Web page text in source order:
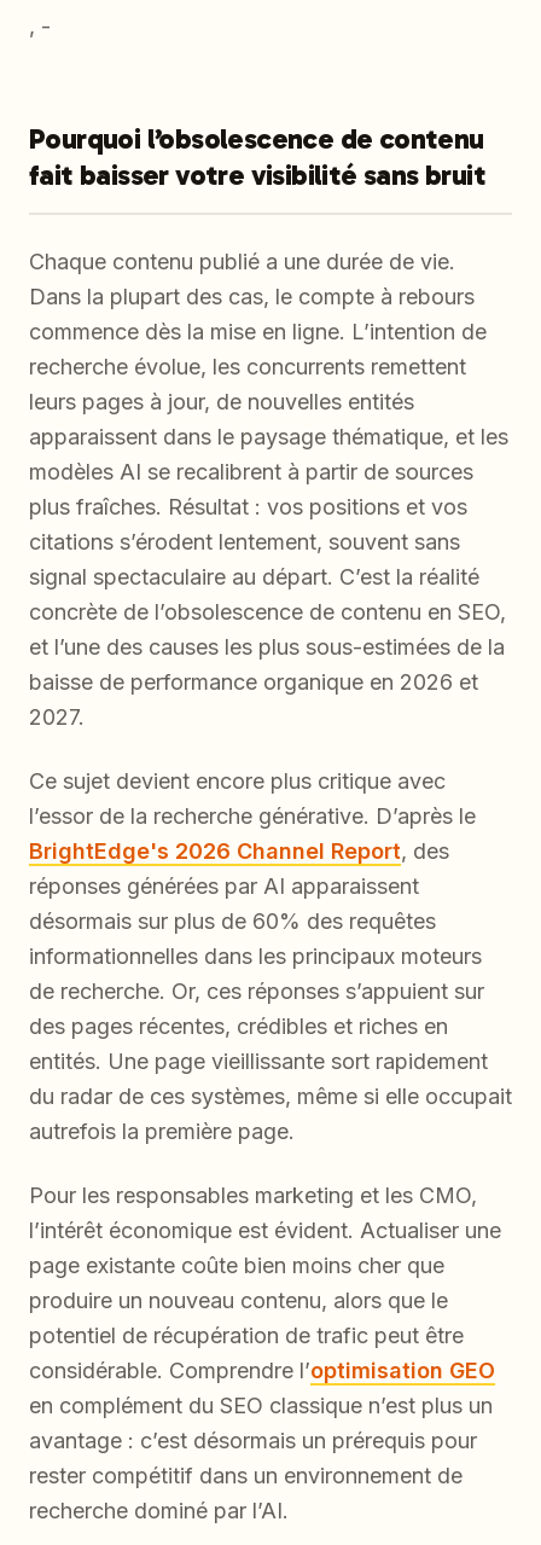
, -
Pourquoi l’obsolescence de contenu
fait baisser votre visibilité sans bruit
Chaque contenu publié a une durée de vie.
Dans la plupart des cas, le compte à rebours
commence dès la mise en ligne. L’intention de
recherche évolue, les concurrents remettent
leurs pages à jour, de nouvelles entités
apparaissent dans le paysage thématique, et les
modèles AI se recalibrent à partir de sources
plus fraîches. Résultat : vos positions et vos
citations s’érodent lentement, souvent sans
signal spectaculaire au départ. C’est la réalité
concrète de l’obsolescence de contenu en SEO,
et l’une des causes les plus sous-estimées de la
baisse de performance organique en 2026 et
2027.
Ce sujet devient encore plus critique avec
l’essor de la recherche générative. D’après le
BrightEdge's 2026 Channel Report, des
réponses générées par AI apparaissent
désormais sur plus de 60% des requêtes
informationnelles dans les principaux moteurs
de recherche. Or, ces réponses s’appuient sur
des pages récentes, crédibles et riches en
entités. Une page vieillissante sort rapidement
du radar de ces systèmes, même si elle occupait
autrefois la première page.
Pour les responsables marketing et les CMO,
l’intérêt économique est évident. Actualiser une
page existante coûte bien moins cher que
produire un nouveau contenu, alors que le
potentiel de récupération de trafic peut être
considérable. Comprendre l’optimisation GEO
en complément du SEO classique n’est plus un
avantage : c’est désormais un prérequis pour
rester compétitif dans un environnement de
recherche dominé par l’AI.